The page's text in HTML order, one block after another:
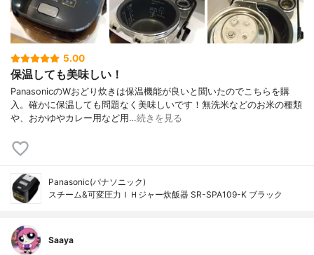
5.00
保温しても美味しい！
PanasonicのWおどり炊きは保温機能が良いと聞いたのでこちらを購
入。確かに保温しても問題なく美味しいです！無洗米などのお米の種類
や、おかゆやカレー用など用…続きを見る
Panasonic(パナソニック)
スチーム&可変圧力ＩＨジャー炊飯器 SR-SPA109-K ブラック
Saaya